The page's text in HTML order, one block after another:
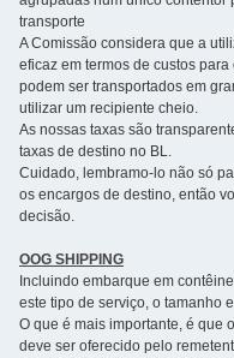
transporte
A Comissão considera que a
eficaz em termos de custos
podem ser transportados em
utilizar um recipiente cheio.
As nossas taxas são
taxas de destino no BL.
Cuidado, lembramo-lo não só
os encargos de destino, então
decisão.
OOG SHIPPING
Incluindo embarque em
este tipo de serviço, o tamanho
O que é mais importante, é que
deve ser oferecido pelo